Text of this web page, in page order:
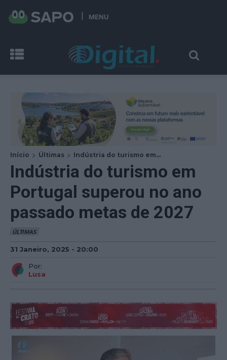
MENU
Início Últimas Indústria do turismo em...
Indústria do turismo em
Portugal superou no ano
passado metas de 2027
ÚLTIMAS
31 Janeiro, 2025 - 20:00
Por:
Lusa